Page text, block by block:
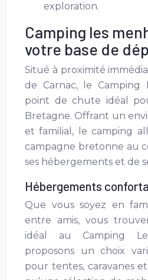
exploration.
Camping les
votre base de
Situé à proximité
de Carnac, le Camping
point de chute idéal
Bretagne. Offrant un
et familial, le camping
campagne bretonne au
ses hébergements et de
Hébergements
Que vous soyez en
entre amis, vous
idéal au Camping
proposons un choix
pour tentes, caravanes